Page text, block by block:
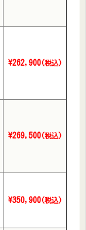
\262,900(税込)
\269,500(税込)
\350,900(税込)